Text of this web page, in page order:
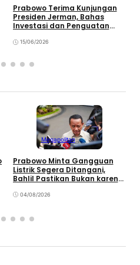
Prabowo Terima Kunjungan
Presiden Jerman, Bahas
Investasi dan Penguatan
15/06/2026
Megapolitan
Prabowo Minta Gangguan
Listrik Segera Ditangani,
Bahlil Pastikan Bukan karena
04/08/2026